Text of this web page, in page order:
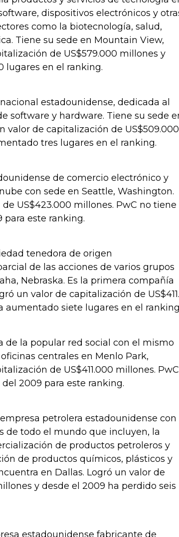
dispositivos electrónicos y
como la biotecnología, salud,
Tiene su sede en Mountain View,
de US$579.000 millones y
lugares en el ranking.
estadounidense, dedicada al
software y hardware. Tiene su sede
valor de capitalización de US$509.000
tres lugares en el ranking.
de comercio electrónico y
con sede en Seattle, Washington.
US$423.000 millones. PwC no tiene
para este ranking.
tenedora de origen
de las acciones de varios grupos
Nebraska. Es la primera compañía
un valor de capitalización de US$411.
aumentado siete lugares en el
de la popular red social con el mismo
centrales en Menlo Park,
de US$411.000 millones. PwC
2009 para este ranking.
petrolera estadounidense con
de todo el mundo que incluyen, la
de productos petroleros y
de productos químicos, plásticos y
en Dallas. Logró un valor de
y desde el 2009 ha perdido seis
estadounidense fabricante de